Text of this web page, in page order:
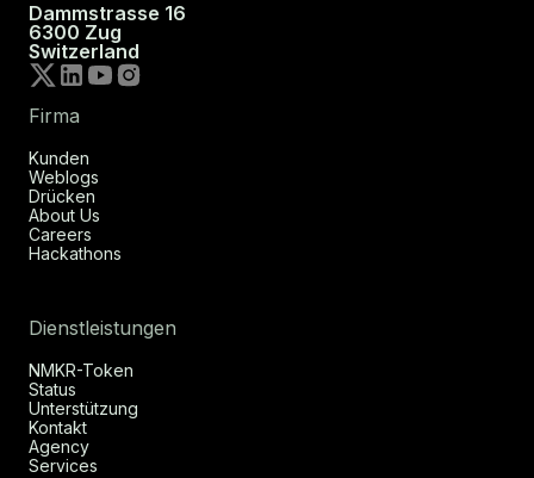
Dammstrasse 16
6300 Zug
Switzerland
Firma
Kunden
Weblogs
Drücken
About Us
Careers
Hackathons
Dienstleistungen
NMKR-Token
Status
Unterstützung
Kontakt
Agency
Services